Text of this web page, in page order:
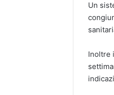
Un
Inoltre